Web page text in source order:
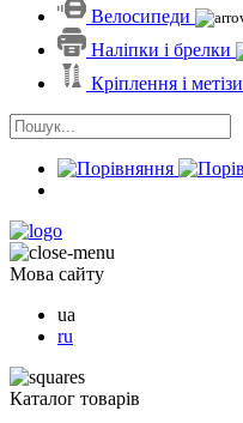
Велосипеди
Наліпки і брелки
Кріплення і метізи
Мова сайту
ua
ru
Каталог товарів